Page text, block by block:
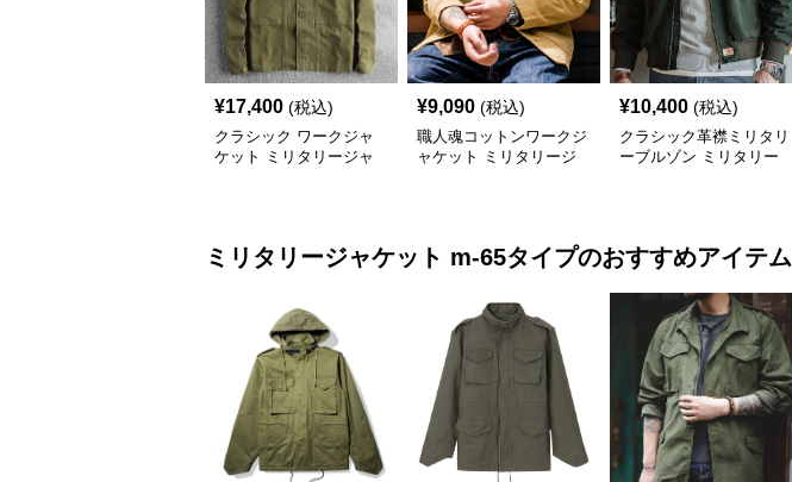
¥17,400 (税込)
クラシック ワークジャ
ケット ミリタリージャ
¥9,090 (税込)
職人魂コットンワークジ
ャケット ミリタリージ
¥10,400 (税込)
クラシック革襟ミリタリ
ーブルゾン ミリタリー
ミリタリージャケット m-65タイプのおすすめアイテム